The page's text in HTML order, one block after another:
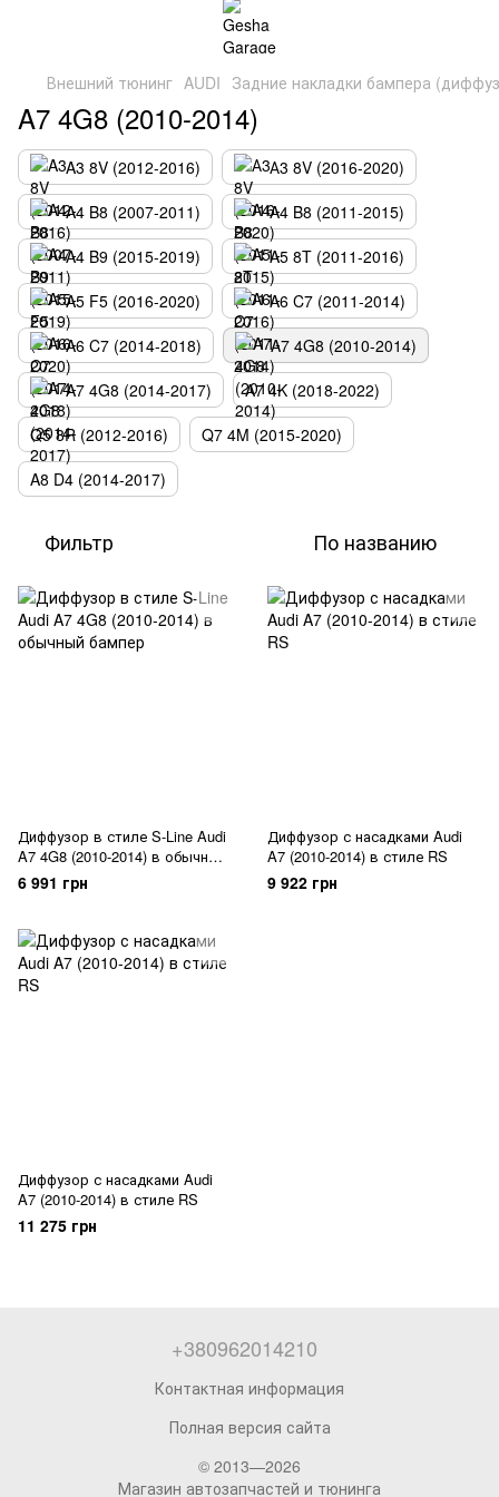
Внешний тюнинг AUDI Задние накладки бампера
A7 4G8 (2010-2014)
A3 8V (2012-2016)
А3 8V (2016-2020)
A4 B8 (2007-2011)
A4 B8 (2011-2015)
A4 B9 (2015-2019)
A5 8T (2011-2016)
A5 F5 (2016-2020)
A6 C7 (2011-2014)
A6 C7 (2014-2018)
A7 4G8 (2010-2014)
A7 4G8 (2014-2017)
A7 4K (2018-2022)
Q5 8R (2012-2016)
Q7 4M (2015-2020)
A8 D4 (2014-2017)
Фильтр По названию
Диффузор в стиле S-Line Audi
A7 4G8 (2010-2014) в обычный
бампер
6 991 грн
Диффузор с насадками Audi
A7 (2010-2014) в стиле RS
9 922 грн
Диффузор с насадками Audi
A7 (2010-2014) в стиле RS
11 275 грн
+380962014210
Контактная информация
Полная версия сайта
© 2013—2026
Магазин автозапчастей и тюнинга